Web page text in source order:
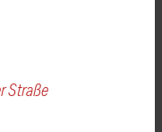
Straße